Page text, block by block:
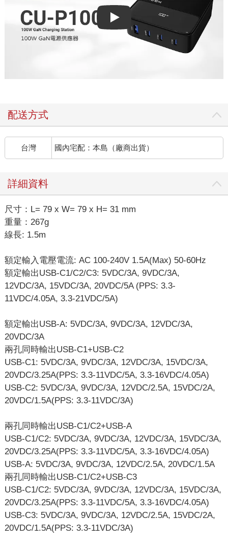
Play video
配送方式
台灣 國內宅配：本島（廠商出貨）
詳細資料
尺寸：L= 79 x W= 79 x H= 31 mm
重量：267g
線長: 1.5m
額定輸入電壓電流: AC 100-240V 1.5A(Max) 50-60Hz
額定輸出USB-C1/C2/C3: 5VDC/3A, 9VDC/3A,
12VDC/3A, 15VDC/3A, 20VDC/5A (PPS: 3.3-
11VDC/4.05A, 3.3-21VDC/5A)
額定輸出USB-A: 5VDC/3A, 9VDC/3A, 12VDC/3A,
20VDC/3A
兩孔同時輸出USB-C1+USB-C2
USB-C1: 5VDC/3A, 9VDC/3A, 12VDC/3A, 15VDC/3A,
20VDC/3.25A(PPS: 3.3-11VDC/5A, 3.3-16VDC/4.05A)
USB-C2: 5VDC/3A, 9VDC/3A, 12VDC/2.5A, 15VDC/2A,
20VDC/1.5A(PPS: 3.3-11VDC/3A)
兩孔同時輸出USB-C1/C2+USB-A
USB-C1/C2: 5VDC/3A, 9VDC/3A, 12VDC/3A, 15VDC/3A,
20VDC/3.25A(PPS: 3.3-11VDC/5A, 3.3-16VDC/4.05A)
USB-A: 5VDC/3A, 9VDC/3A, 12VDC/2.5A, 20VDC/1.5A
兩孔同時輸出USB-C1/C2+USB-C3
USB-C1/C2: 5VDC/3A, 9VDC/3A, 12VDC/3A, 15VDC/3A,
20VDC/3.25A(PPS: 3.3-11VDC/5A, 3.3-16VDC/4.05A)
USB-C3: 5VDC/3A, 9VDC/3A, 12VDC/2.5A, 15VDC/2A,
20VDC/1.5A(PPS: 3.3-11VDC/3A)